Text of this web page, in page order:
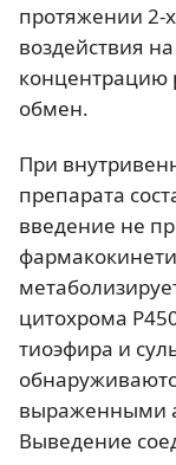
протяжении 2-
воздействия
концентрацию
обмен.
При
препарата
введение не
цитохрома
тиоэфира и
выраженными
Выведение